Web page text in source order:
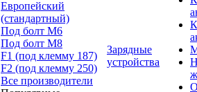
Европейский
(стандартный)
Под болт M6
Под болт М8
F1 (под клемму 187)
F2 (под клемму 250)
Все производители
Зарядные
устройства